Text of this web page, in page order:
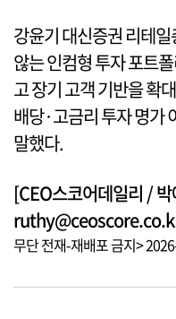
강윤기 대신증권 리테
않는 인컴형 투자 포트
고 장기 고객 기반을 확
배당·고금리 투자 명가
말했다.
[CEO스코어데일리 /
무단 전재-재배포 금지>